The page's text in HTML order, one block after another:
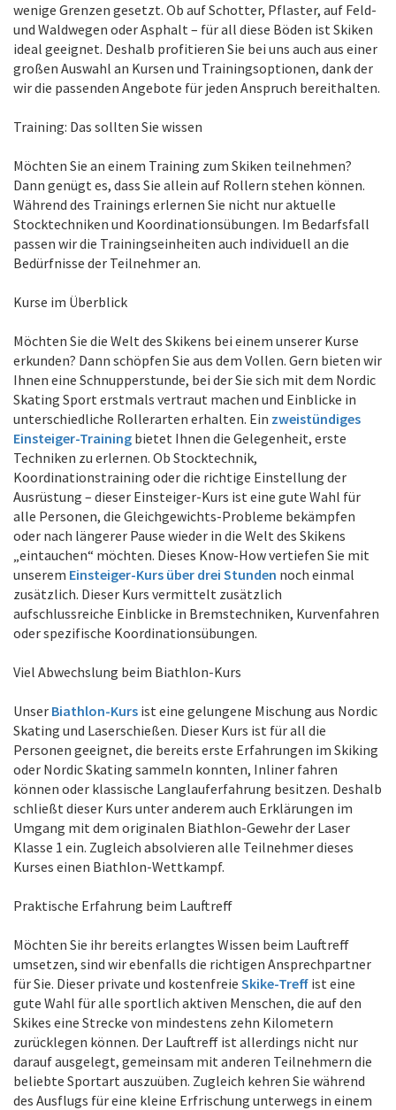
wenige Grenzen gesetzt. Ob auf Schotter, Pflaster, auf Feld-
und Waldwegen oder Asphalt – für all diese Böden ist Skiken
ideal geeignet. Deshalb profitieren Sie bei uns auch aus einer
großen Auswahl an Kursen und Trainingsoptionen, dank der
wir die passenden Angebote für jeden Anspruch bereithalten.
Training: Das sollten Sie wissen
Möchten Sie an einem Training zum Skiken teilnehmen?
Dann genügt es, dass Sie allein auf Rollern stehen können.
Während des Trainings erlernen Sie nicht nur aktuelle
Stocktechniken und Koordinationsübungen. Im Bedarfsfall
passen wir die Trainingseinheiten auch individuell an die
Bedürfnisse der Teilnehmer an.
Kurse im Überblick
Möchten Sie die Welt des Skikens bei einem unserer Kurse
erkunden? Dann schöpfen Sie aus dem Vollen. Gern bieten wir
Ihnen eine Schnupperstunde, bei der Sie sich mit dem Nordic
Skating Sport erstmals vertraut machen und Einblicke in
unterschiedliche Rollerarten erhalten. Ein zweistündiges
Einsteiger-Training bietet Ihnen die Gelegenheit, erste
Techniken zu erlernen. Ob Stocktechnik,
Koordinationstraining oder die richtige Einstellung der
Ausrüstung – dieser Einsteiger-Kurs ist eine gute Wahl für
alle Personen, die Gleichgewichts-Probleme bekämpfen
oder nach längerer Pause wieder in die Welt des Skikens
„eintauchen“ möchten. Dieses Know-How vertiefen Sie mit
unserem Einsteiger-Kurs über drei Stunden noch einmal
zusätzlich. Dieser Kurs vermittelt zusätzlich
aufschlussreiche Einblicke in Bremstechniken, Kurvenfahren
oder spezifische Koordinationsübungen.
Viel Abwechslung beim Biathlon-Kurs
Unser Biathlon-Kurs ist eine gelungene Mischung aus Nordic
Skating und Laserschießen. Dieser Kurs ist für all die
Personen geeignet, die bereits erste Erfahrungen im Skiking
oder Nordic Skating sammeln konnten, Inliner fahren
können oder klassische Langlauferfahrung besitzen. Deshalb
schließt dieser Kurs unter anderem auch Erklärungen im
Umgang mit dem originalen Biathlon-Gewehr der Laser
Klasse 1 ein. Zugleich absolvieren alle Teilnehmer dieses
Kurses einen Biathlon-Wettkampf.
Praktische Erfahrung beim Lauftreff
Möchten Sie ihr bereits erlangtes Wissen beim Lauftreff
umsetzen, sind wir ebenfalls die richtigen Ansprechpartner
für Sie. Dieser private und kostenfreie Skike-Treff ist eine
gute Wahl für alle sportlich aktiven Menschen, die auf den
Skikes eine Strecke von mindestens zehn Kilometern
zurücklegen können. Der Lauftreff ist allerdings nicht nur
darauf ausgelegt, gemeinsam mit anderen Teilnehmern die
beliebte Sportart auszuüben. Zugleich kehren Sie während
des Ausflugs für eine kleine Erfrischung unterwegs in einem